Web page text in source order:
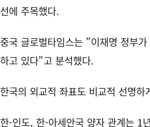
선에 주목했다.
중국 글로벌타임스는 "이재명 정부
하고 있다"고 분석했다.
한국의 외교적 좌표도 비교적 선명하
한-인도, 한-아세안국 양자 관계는 1